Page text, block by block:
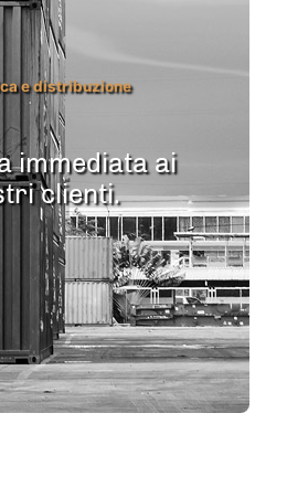
e distribuzione
immediata ai
clienti.